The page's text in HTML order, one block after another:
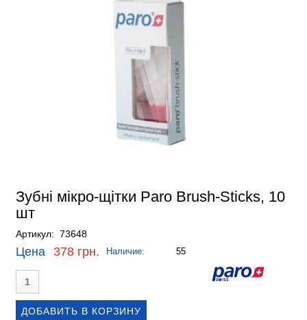
Зубні мікро-щітки Paro Brush-Sticks, 10
шт
Артикул: 73648
Цена 378 грн. Наличие: 55